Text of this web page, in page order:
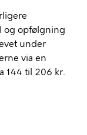
og opfølgning
under
via en
144 til 206 kr.